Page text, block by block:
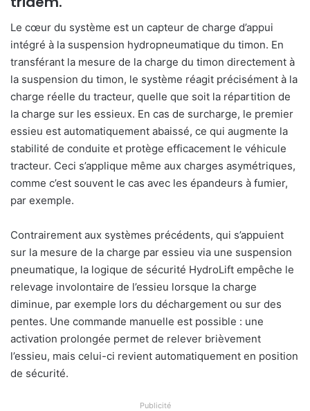
Le cœur du système est un capteur de charge d’appui
intégré à la suspension hydropneumatique du timon. En
transférant la mesure de la charge du timon directement à
la suspension du timon, le système réagit précisément à la
charge réelle du tracteur, quelle que soit la répartition de
la charge sur les essieux. En cas de surcharge, le premier
essieu est automatiquement abaissé, ce qui augmente la
stabilité de conduite et protège efficacement le véhicule
tracteur. Ceci s’applique même aux charges asymétriques,
comme c’est souvent le cas avec les épandeurs à fumier,
par exemple.
Contrairement aux systèmes précédents, qui s’appuient
sur la mesure de la charge par essieu via une suspension
pneumatique, la logique de sécurité HydroLift empêche le
relevage involontaire de l’essieu lorsque la charge
diminue, par exemple lors du déchargement ou sur des
pentes. Une commande manuelle est possible : une
activation prolongée permet de relever brièvement
l’essieu, mais celui-ci revient automatiquement en position
de sécurité.
Publicité